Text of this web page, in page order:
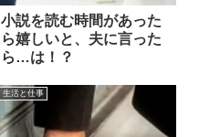
小説を読む時間があった
ら嬉しいと、夫に言った
ら…は！？
生活と仕事